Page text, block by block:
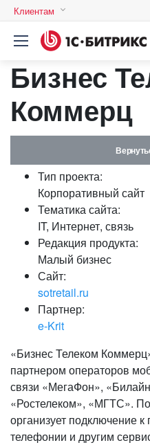
Клиентам
Нет
Логин
Забыли
Бизнес
Коммерц
Тип проекта:
Корпоративный сайт
Тематика сайта:
IT, Интернет, связь
Редакция продукта:
Малый бизнес
Сайт:
sotretail.ru
Партнер:
e-Krit
«Бизнес Телеком
партнером операторов
связи «МегаФон»,
«Ростелеком», «МГТС».
организует подключение
телефонии и другим